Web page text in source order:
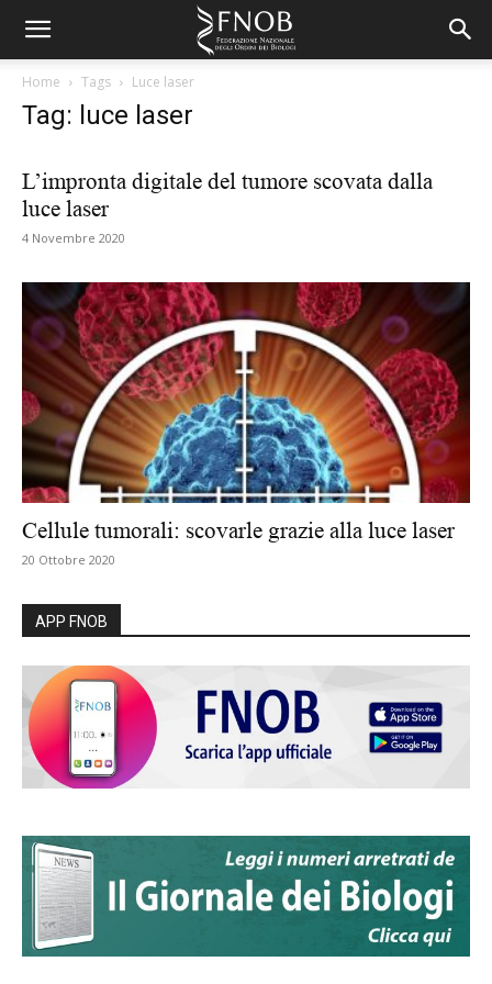
Home Tags Luce laser
Tag: luce laser
L’impronta digitale del tumore scovata dalla
luce laser
4 Novembre 2020
Cellule tumorali: scovarle grazie alla luce laser
20 Ottobre 2020
APP FNOB